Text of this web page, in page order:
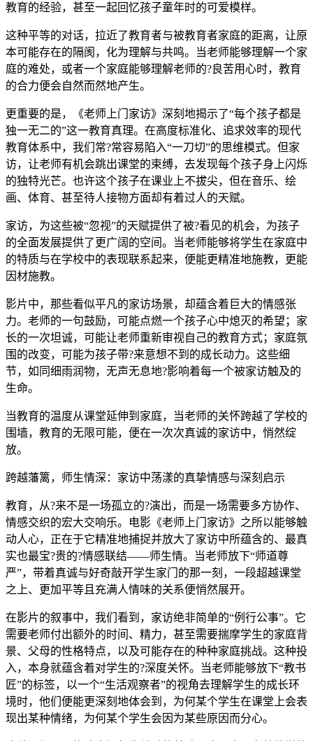
教育的经验，甚至一起回忆孩子童年时的可爱模样。
这种平等的对话，拉近了教育者与被教育者家庭的距离，让原
本可能存在的隔阂，化为理解与共鸣。当老师能够理解一个家
庭的难处，或者一个家庭能够理解老师的?良苦用心时，教育
的合力便会自然而然地产生。
更重要的是，《老师上门家访》深刻地揭示了“每个孩子都是
独一无二的”这一教育真理。在高度标准化、追求效率的现代
教育体系中，我们常?常容易陷入“一刀切”的思维模式。但家
访，让老师有机会跳出课堂的束缚，去发现每个孩子身上闪烁
的独特光芒。也许这个孩子在课业上不拔尖，但在音乐、绘
画、体育、甚至待人接物方面却有着过人的天赋。
家访，为这些被“忽视”的天赋提供了被?看见的机会，为孩子
的全面发展提供了更广阔的空间。当老师能够将学生在家庭中
的特质与在学校中的表现联系起来，便能更精准地施教，更能
因材施教。
影片中，那些看似平凡的家访场景，却蕴含着巨大的情感张
力。老师的一句鼓励，可能点燃一个孩子心中熄灭的希望；家
长的一次坦诚，可能让老师重新审视自己的教育方式；家庭氛
围的改变，可能为孩子带?来意想不到的成长动力。这些细
节，如同细雨润物，无声无息地?影响着每一个被家访触及的
生命。
当教育的温度从课堂延伸到家庭，当老师的关怀跨越了学校的
围墙，教育的无限可能，便在一次次真诚的家访中，悄然绽
放。
跨越藩篱，师生情深：家访中荡漾的真挚情感与深刻启示
教育，从?来不是一场孤立的?演出，而是一场需要多方协作、
情感交织的宏大交响乐。电影《老师上门家访》之所以能够触
动人心，正在于它精准地捕捉并放大了家访中所蕴含的、最真
实也最宝?贵的?情感联结——师生情。当老师放下“师道尊
严”，带着真诚与好奇敲开学生家门的那一刻，一段超越课堂
之上、更加平等且充满人情味的关系便悄然展开。
在影片的叙事中，我们看到，家访绝非简单的“例行公事”。它
需要老师付出额外的时间、精力，甚至需要揣摩学生的家庭背
景、父母的性格特点，以及可能存在的种种家庭挑战。这种投
入，本身就蕴含着对学生的?深度关怀。当老师能够放下“教书
匠”的标签，以一个“生活观察者”的视角去理解学生的成长环
境时，他们便能更深刻地体会到，为何某个学生在课堂上会表
现出某种情绪，为何某个学生会因为某些原因而分心。